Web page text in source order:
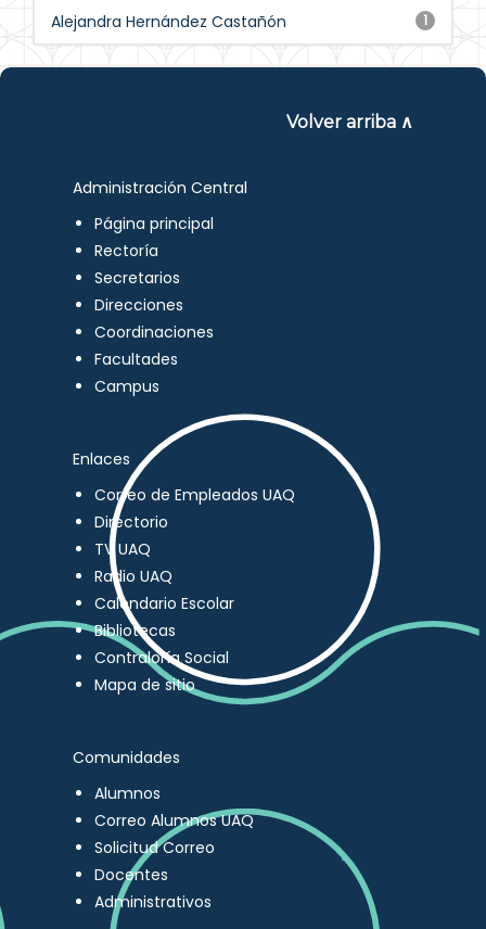
1
Alejandra Hernández Castañón
Volver arriba ∧
Administración Central
Página principal
Rectoría
Secretarios
Direcciones
Coordinaciones
Facultades
Campus
Enlaces
Correo de Empleados UAQ
Directorio
TV UAQ
Radio UAQ
Calendario Escolar
Bibliotecas
Contraloría Social
Mapa de sitio
Comunidades
Alumnos
Correo Alumnos UAQ
Solicitud Correo
Docentes
Administrativos